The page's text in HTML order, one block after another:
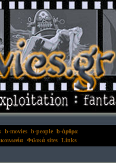
b-movies b-people b-άρθρα
Φιλικά sites Links